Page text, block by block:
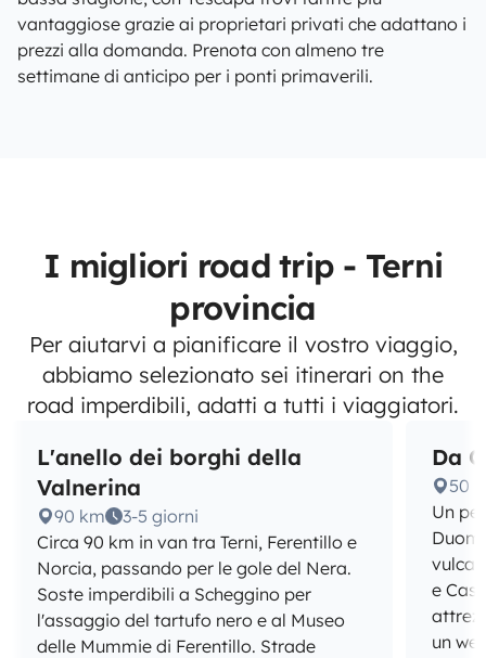
vantaggiose grazie ai proprietari privati che adattano i
prezzi alla domanda. Prenota con almeno tre
settimane di anticipo per i ponti primaverili.
I migliori road trip - Terni
provincia
Per aiutarvi a pianificare il vostro viaggio,
abbiamo selezionato sei itinerari on the
road imperdibili, adatti a tutti i viaggiatori.
L'anello dei borghi della
Valnerina
90 km
3-5 giorni
Circa 90 km in van tra Terni, Ferentillo e
Norcia, passando per le gole del Nera.
Soste imperdibili a Scheggino per
l'assaggio del tartufo nero e al Museo
delle Mummie di Ferentillo. Strade
Da
50
Un
e
un